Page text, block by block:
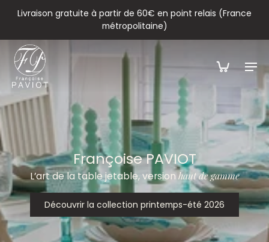
Livraison gratuite à partir de 60€ en point relais (France
métropolitaine)
Découvrir la collection printemps-été 2026
Découvrir la collection printemps-été 2026
Françoise PAVIOT
L’art de la table jetable, versionhaut de gamme
Découvrir la collection printemps-été 2026